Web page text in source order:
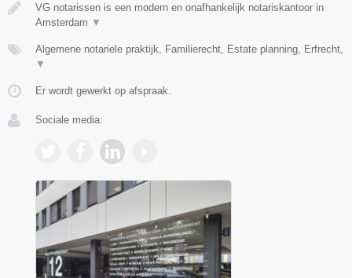
VG notarissen is een modern en onafhankelijk notariskantoor in
Amsterdam ▼
Algemene notariele praktijk, Familierecht, Estate planning, Erfrecht,
▼
Er wordt gewerkt op afspraak.
Sociale media: